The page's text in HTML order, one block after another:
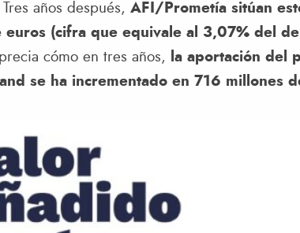
años después, AFI/Prometía sitúan
euros (cifra que equivale al 3,07% del
cómo en tres años,
la aportación del
se ha incrementado en 716 millones